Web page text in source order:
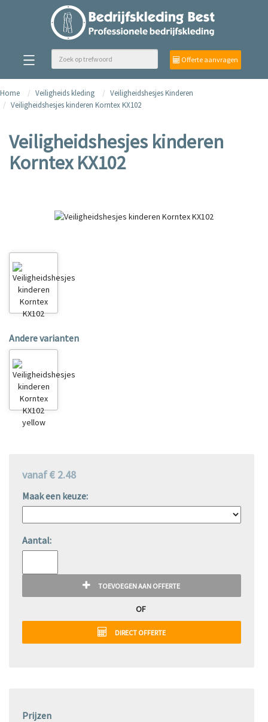
Offerte aanvragen
Home Veiligheids kleding
Veiligheidshesjes Kinderen
Veiligheidshesjes kinderen Korntex KX102
Veiligheidshesjes kinderen
Korntex KX102
Andere varianten
vanaf € 2.48
Maak een keuze:
Aantal:
TOEVOEGEN AAN OFFERTE
OF
DIRECT OFFERTE
Prijzen